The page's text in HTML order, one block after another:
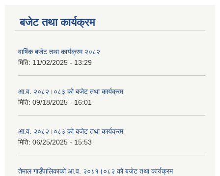
बजेट तथा कार्यक्रम
वार्षिक बजेट तथा कार्यक्रम २०८२
मिति: 11/02/2025 - 13:29
आ.व. २०८२।०८३ को बजेट तथा कार्यक्रम
मिति: 09/18/2025 - 16:01
आ.व. २०८२।०८३ को बजेट तथा कार्यक्रम
मिति: 06/25/2025 - 15:53
तेमाल गाउँपालिकाको आ.व. २०८१।०८२ को बजेट तथा कार्यक्रम